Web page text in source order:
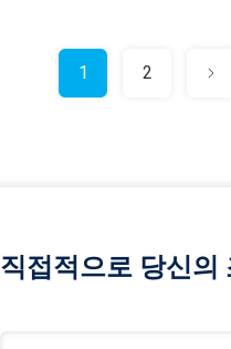
1 2
직접적으로 당신의